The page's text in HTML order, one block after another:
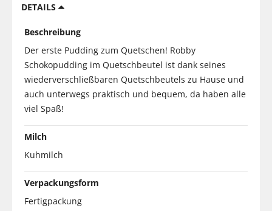
DETAILS
Beschreibung
Der erste Pudding zum Quetschen! Robby
Schokopudding im Quetschbeutel ist dank seines
wiederverschließbaren Quetschbeutels zu Hause und
auch unterwegs praktisch und bequem, da haben alle
viel Spaß!
Milch
Kuhmilch
Verpackungsform
Fertigpackung